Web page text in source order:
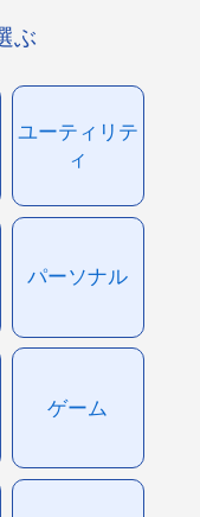
ぶ
ユーティリテ
ィ
パーソナル
ゲーム